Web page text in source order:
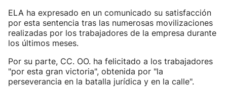
ELA ha expresado en un comunicado su satisfacción
por esta sentencia tras las numerosas movilizaciones
realizadas por los trabajadores de la empresa durante
los últimos meses.
Por su parte, CC. OO. ha felicitado a los trabajadores
"por esta gran victoria", obtenida por "la
perseverancia en la batalla jurídica y en la calle".